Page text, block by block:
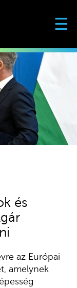
☰
és
az Európai
amelynek